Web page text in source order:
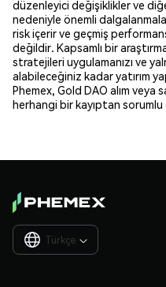
düzenleyici değişiklikler ve
nedeniyle önemli
risk içerir ve geçmiş
değildir. Kapsamlı bir
stratejileri uygulamanızı ve
alabileceğiniz kadar yatırım
Phemex, Gold DAO alım veya
herhangi bir kayıptan sorumlu
Türkçe 